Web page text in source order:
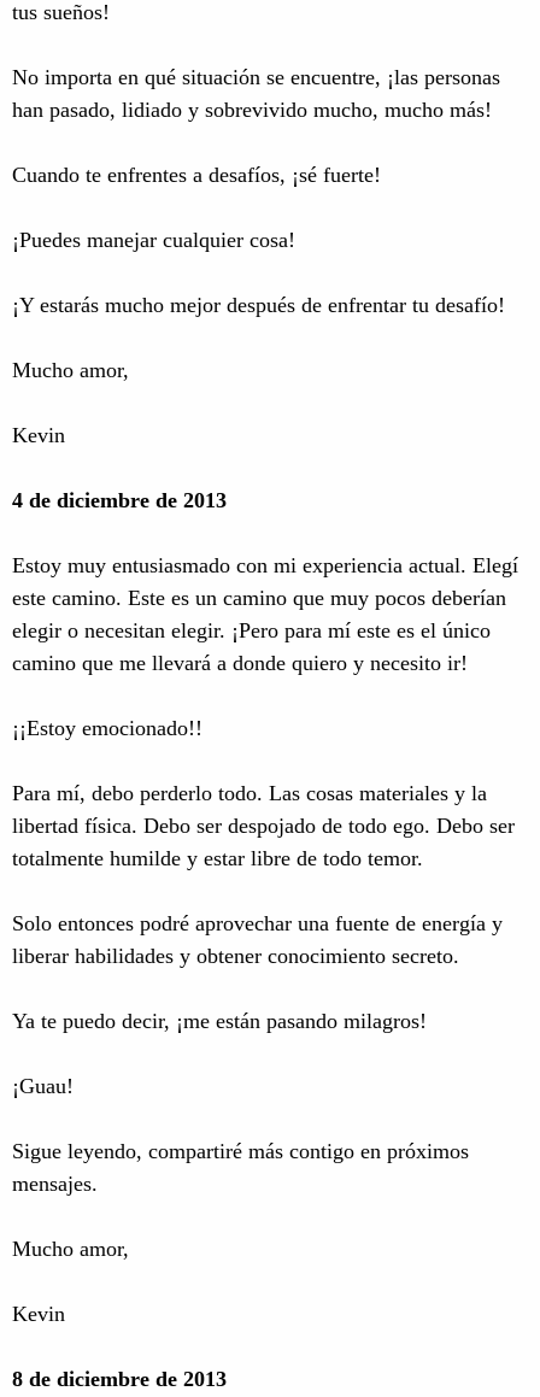
tus sueños!
No importa en qué situación se encuentre, ¡las personas
han pasado, lidiado y sobrevivido mucho, mucho más!
Cuando te enfrentes a desafíos, ¡sé fuerte!
¡Puedes manejar cualquier cosa!
¡Y estarás mucho mejor después de enfrentar tu desafío!
Mucho amor,
Kevin
4 de diciembre de 2013
Estoy muy entusiasmado con mi experiencia actual. Elegí
este camino. Este es un camino que muy pocos deberían
elegir o necesitan elegir. ¡Pero para mí este es el único
camino que me llevará a donde quiero y necesito ir!
¡¡Estoy emocionado!!
Para mí, debo perderlo todo. Las cosas materiales y la
libertad física. Debo ser despojado de todo ego. Debo ser
totalmente humilde y estar libre de todo temor.
Solo entonces podré aprovechar una fuente de energía y
liberar habilidades y obtener conocimiento secreto.
Ya te puedo decir, ¡me están pasando milagros!
¡Guau!
Sigue leyendo, compartiré más contigo en próximos
mensajes.
Mucho amor,
Kevin
8 de diciembre de 2013